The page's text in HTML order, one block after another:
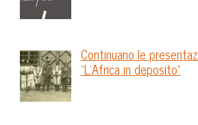
Continuano le
“L’Africa in deposito”